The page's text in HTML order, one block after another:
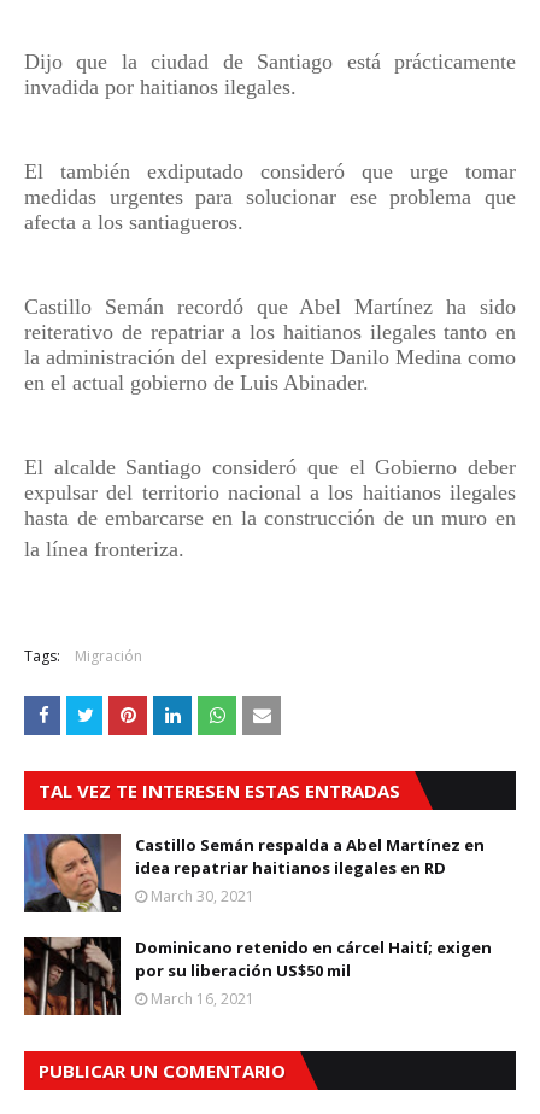
Dijo que la ciudad de Santiago está prácticamente
invadida por haitianos ilegales.
El también exdiputado consideró que urge tomar
medidas urgentes para solucionar ese problema que
afecta a los santiagueros.
Castillo Semán recordó que Abel Martínez ha sido
reiterativo de repatriar a los haitianos ilegales tanto en
la administración del expresidente Danilo Medina como
en el actual gobierno de Luis Abinader.
El alcalde Santiago consideró que el Gobierno deber
expulsar del territorio nacional a los haitianos ilegales
hasta de embarcarse en la construcción de un muro en
la línea fronteriza.
Tags: Migración
TAL VEZ TE INTERESEN ESTAS ENTRADAS
Castillo Semán respalda a Abel Martínez en
idea repatriar haitianos ilegales en RD
March 30, 2021
Dominicano retenido en cárcel Haití; exigen
por su liberación US$50 mil
March 16, 2021
PUBLICAR UN COMENTARIO